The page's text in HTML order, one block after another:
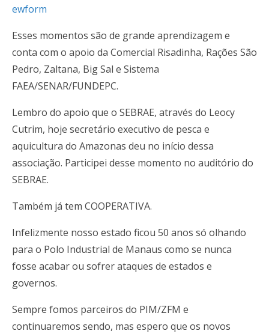
ewform
Esses momentos são de grande aprendizagem e
conta com o apoio da Comercial Risadinha, Rações São
Pedro, Zaltana, Big Sal e Sistema
FAEA/SENAR/FUNDEPC.
Lembro do apoio que o SEBRAE, através do Leocy
Cutrim, hoje secretário executivo de pesca e
aquicultura do Amazonas deu no início dessa
associação. Participei desse momento no auditório do
SEBRAE.
Também já tem COOPERATIVA.
Infelizmente nosso estado ficou 50 anos só olhando
para o Polo Industrial de Manaus como se nunca
fosse acabar ou sofrer ataques de estados e
governos.
Sempre fomos parceiros do PIM/ZFM e
continuaremos sendo, mas espero que os novos